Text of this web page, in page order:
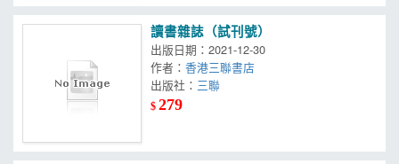
讀書雜誌（試刊號）
出版日期：2021-12-30
作者：香港三聯書店
出版社：
$279